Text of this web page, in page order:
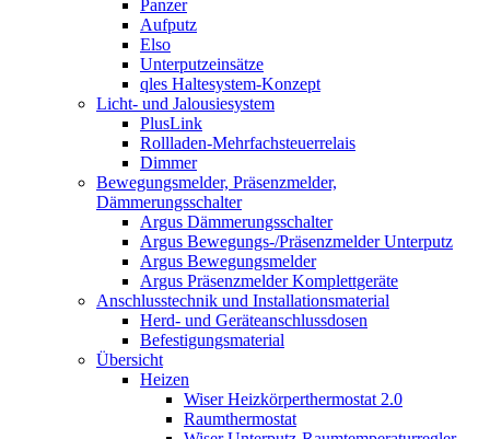
Panzer
Aufputz
Elso
Unterputzeinsätze
qles Haltesystem-Konzept
Licht- und Jalousiesystem
PlusLink
Rollladen-Mehrfachsteuerrelais
Dimmer
Bewegungsmelder, Präsenzmelder,
Dämmerungsschalter
Argus Dämmerungsschalter
Argus Bewegungs-/Präsenzmelder Unterputz
Argus Bewegungsmelder
Argus Präsenzmelder Komplettgeräte
Anschlusstechnik und Installationsmaterial
Herd- und Geräteanschlussdosen
Befestigungsmaterial
Übersicht
Heizen
Wiser Heizkörperthermostat 2.0
Raumthermostat